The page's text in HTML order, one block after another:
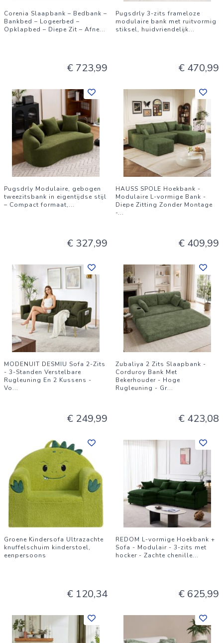
Corenia Slaapbank – Bedbank –
Bankbed – Logeerbed –
Opklapbed – Diepe Zit – Afne...
€ 723,99
Pugsdrly 3-zits frameloze
modulaire bank met ruitvormig
stiksel, huidvriendelijk...
€ 470,99
Pugsdrly Modulaire, gebogen
tweezitsbank in eigentijdse stijl
– Compact formaat,...
€ 327,99
HAUSS SPOLE Hoekbank -
Modulaire L-vormige Bank -
Diepe Zitting Zonder Montage
-...
€ 409,99
MODENUIT DESMIU Sofa 2-Zits
- 3-Standen Verstelbare
Rugleuning En 2 Kussens -
Vo...
€ 249,99
Zubaliya 2 Zits Slaapbank -
Corduroy Bank Met
Bekerhouder - Hoge
Rugleuning - Gr...
€ 423,08
Groene Kindersofa Ultrazachte
knuffelschuim kinderstoel,
eenpersoons
€ 120,34
REDOM L-vormige Hoekbank +
Sofa - Modulair - 3-zits met
hocker - Zachte chenille...
€ 625,99